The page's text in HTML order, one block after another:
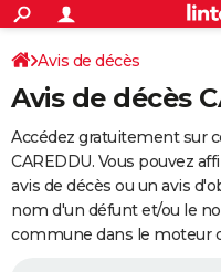
ACTUALITÉS
Politique
Société
Faits Divers
Education
Monde
Villes
+
SPORT
Coupe du monde 2026
Football
Tennis
Cyclisme
Rugby
Forum
Programme TV
TNT
Streaming
Cinéma
Sorties cinéma
Musique
+
FINANCE
Retraite
Epargne
Immobilier
Risques naturels par ville
Banque
Assurance
AUTO
Essais
Réserver un essai
Citadines
Berlines
SUV
Forum auto
+
Avis de décès
Avis de décès
Accédez gratuitement sur
CAREDDU. Vous pouvez
avis de décès ou un avis
nom d'un défunt et/ou le
commune dans le moteur